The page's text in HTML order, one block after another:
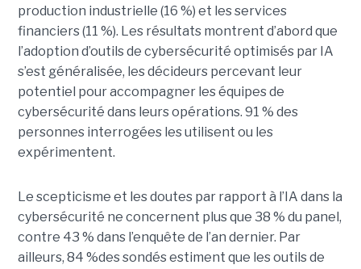
production industrielle (16 %) et les services
financiers (11 %). Les résultats montrent d’abord que
l’adoption d’outils de cybersécurité optimisés par IA
s’est généralisée, les décideurs percevant leur
potentiel pour accompagner les équipes de
cybersécurité dans leurs opérations. 91 % des
personnes interrogées les utilisent ou les
expérimentent.
Le scepticisme et les doutes par rapport à l’IA dans la
cybersécurité ne concernent plus que 38 % du panel,
contre 43 % dans l’enquête de l’an dernier. Par
ailleurs, 84 %des sondés estiment que les outils de